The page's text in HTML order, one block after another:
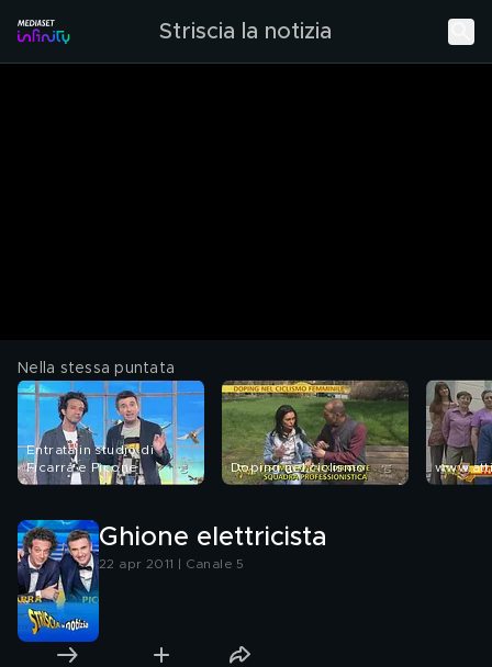
Striscia la notizia
Nella stessa puntata
Entrata in studio di
Ficarra e Picone
Doping nel ciclismo
Ghione elettricista
22 apr 2011 | Canale 5